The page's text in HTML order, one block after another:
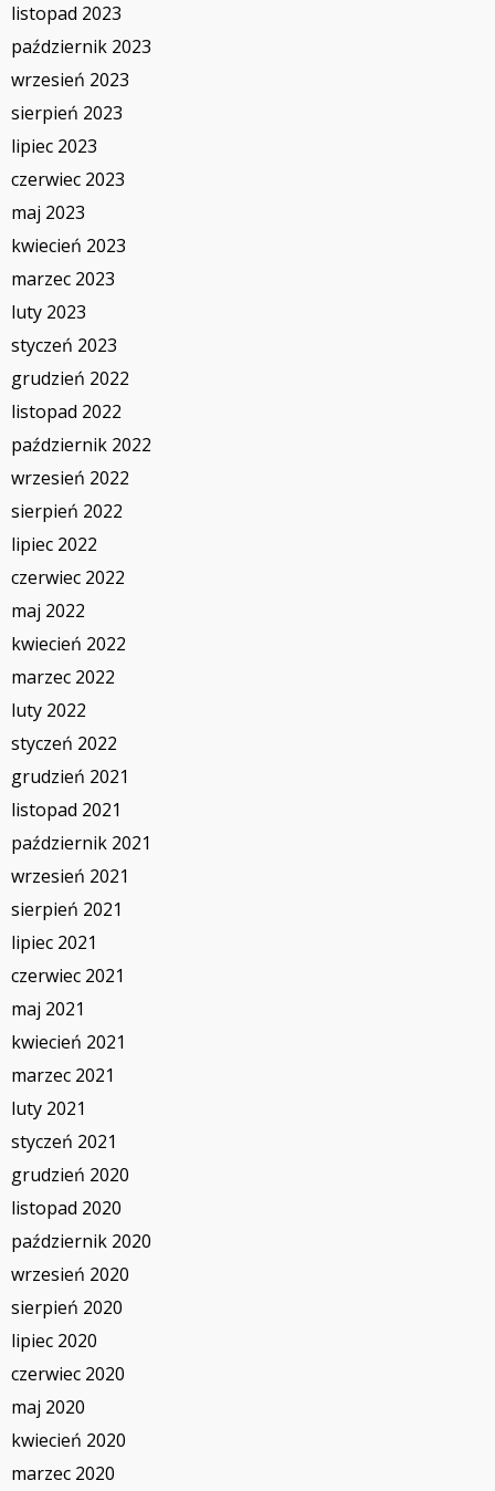
listopad 2023
październik 2023
wrzesień 2023
sierpień 2023
lipiec 2023
czerwiec 2023
maj 2023
kwiecień 2023
marzec 2023
luty 2023
styczeń 2023
grudzień 2022
listopad 2022
październik 2022
wrzesień 2022
sierpień 2022
lipiec 2022
czerwiec 2022
maj 2022
kwiecień 2022
marzec 2022
luty 2022
styczeń 2022
grudzień 2021
listopad 2021
październik 2021
wrzesień 2021
sierpień 2021
lipiec 2021
czerwiec 2021
maj 2021
kwiecień 2021
marzec 2021
luty 2021
styczeń 2021
grudzień 2020
listopad 2020
październik 2020
wrzesień 2020
sierpień 2020
lipiec 2020
czerwiec 2020
maj 2020
kwiecień 2020
marzec 2020